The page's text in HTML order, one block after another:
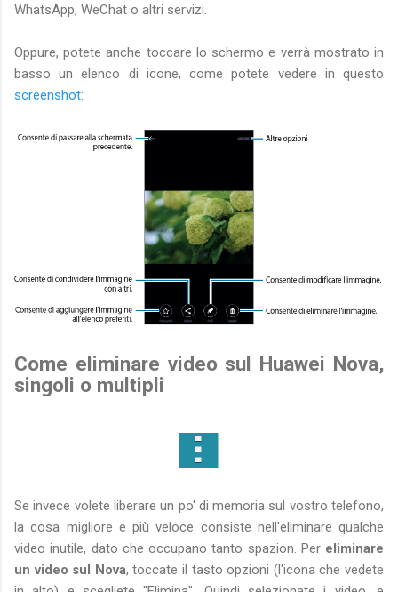
WhatsApp, WeChat o altri servizi.
Oppure, potete anche toccare lo schermo e verrà mostrato in
basso un elenco di icone, come potete vedere in questo
screenshot:
Come eliminare video sul Huawei Nova,
singoli o multipli
Se invece volete liberare un po' di memoria sul vostro telefono,
la cosa migliore e più veloce consiste nell'eliminare qualche
video inutile, dato che occupano tanto spazion. Per eliminare
un video sul Nova, toccate il tasto opzioni (l'icona che vedete